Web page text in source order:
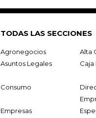
TODAS LAS SECCIONES
Agronegocios Alta
Asuntos Legales
Consumo
Empresas